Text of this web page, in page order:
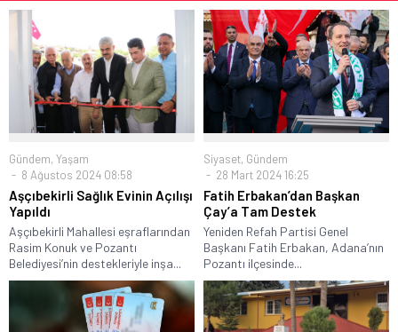
Gündem, Yaşam
8 Ağustos 2024 08:58
Aşçıbekirli Sağlık Evinin Açılışı
Yapıldı
Aşçıbekirli Mahallesi eşraflarından
Rasim Konuk ve Pozantı
Belediyesi’nin destekleriyle inşa...
Siyaset, Gündem
28 Mart 2024 16:25
Fatih Erbakan’dan Başkan
Çay’a Tam Destek
Yeniden Refah Partisi Genel
Başkanı Fatih Erbakan, Adana’nın
Pozantı ilçesinde...